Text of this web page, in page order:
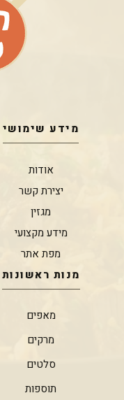
מידע שימושי
אודות
יצירת קשר
מגזין
מידע מקצועי
מפת אתר
מנות ראשונות
מאפים
מרקים
סלטים
תוספות